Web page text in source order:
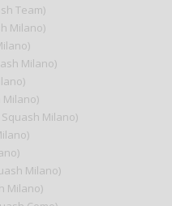
Team)
Milano)
Milano)
Milano)
Squash Milano)
Milano)
Milano)